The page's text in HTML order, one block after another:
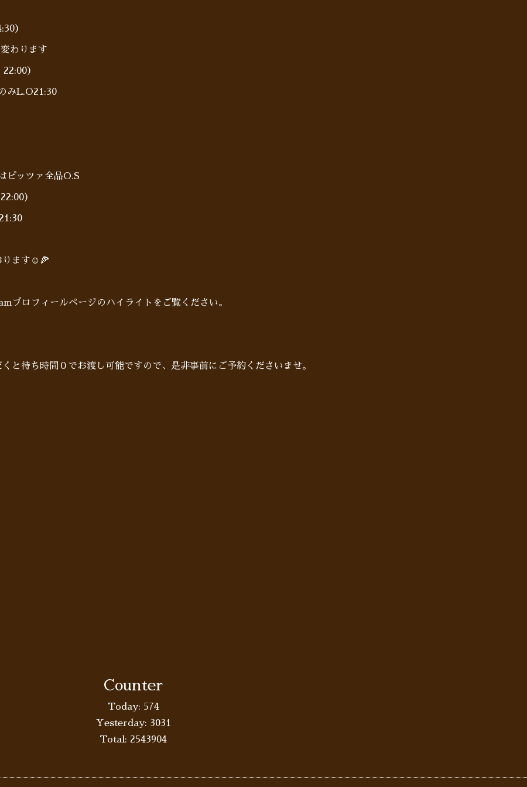
）
わります
）
L.O21:30
ピッツァ全品O.S
）
ります☺️🍕
プロフィールページのハイライトをご覧ください。
と待ち時間０でお渡し可能ですので、是非事前にご予約くださいませ。
Counter
Today: 574
Yesterday: 3031
Total: 2543904